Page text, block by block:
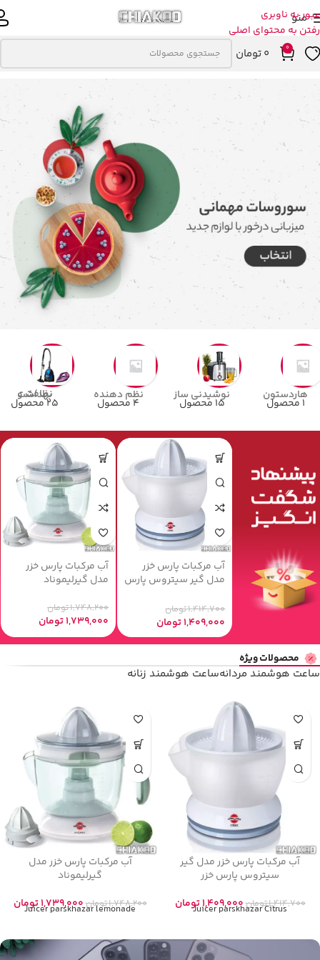
عبور به ناوبری
رفتن به محتوای اصلی
منو
0
0تومان
هاردستون
1 محصول
نوشیدنی ساز
15 محصول
نظم دهنده
4 محصول
نظافت و بهداشت
25 محصول
‫آب مرکبات پارس خزر
مدل گیر سیتروس پارس
1,414,700تومان
1,409,000تومان
‫آب مرکبات پارس خزر
مدل گیرلیموناد‬
1,748,200تومان
1,739,000تومان
محصولات ویژه
ساعت هوشمند مردانهساعت هوشمند زنانه
آبمیوه گیری پارس خزر مدل
JC۷۰۰P
2,419,800تومان2,409,000تومانJuicer parskhazar JC700P
‫آبمیوه گیری پارس خزر مدل
Mango‬
3,099,600تومان3,089,000تومانJuicer parskhazar Mango‬